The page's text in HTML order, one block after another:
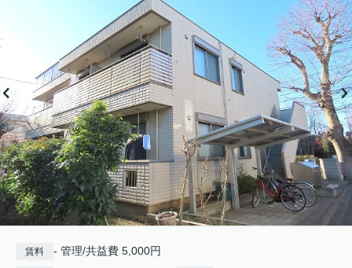
賃料 - 管理/共益費 5,000円